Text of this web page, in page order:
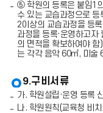
⑤ 학원의 등록은 붙임1
수 있는 교습과정으로 등
2이상의 교습과정을 등
과정을 등록·운영하고자
의 면적을 확보하여야 함
는 각각 음악 60㎡, 미술
9.구비서류
가. 학원설립·운영 등록
나. 학원원칙(교육청 비